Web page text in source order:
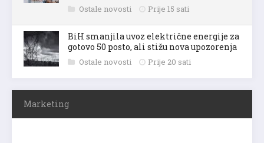
Ostale novosti Prije 15 sati
BiH smanjila uvoz električne energije za
gotovo 50 posto, ali stižu nova upozorenja
Ostale novosti Prije 20 sati
Marketing